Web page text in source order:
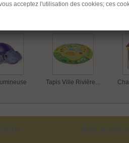
Tapis Ville Rivière...
Nos
acceptez l'utilisation des cookies; ces